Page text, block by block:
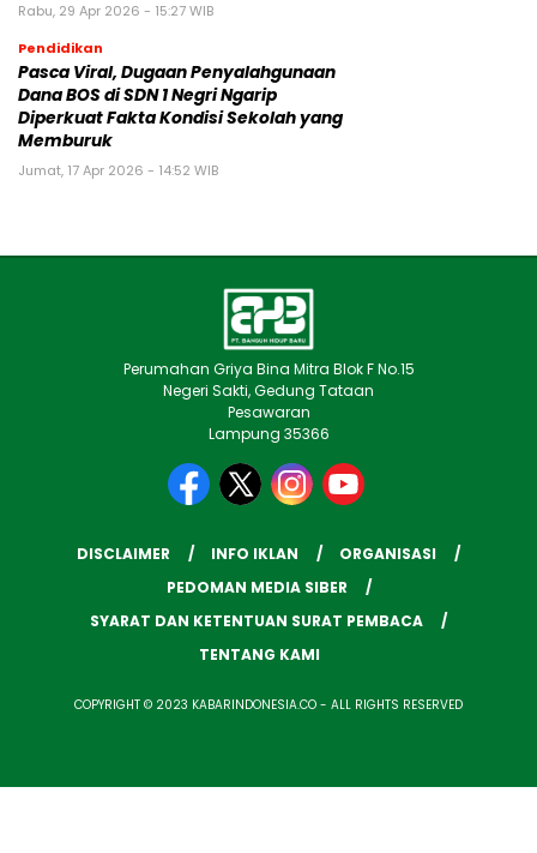
Rabu, 29 Apr 2026 - 15:27 WIB
Pendidikan
Pasca Viral, Dugaan Penyalahgunaan
Dana BOS di SDN 1 Negri Ngarip
Diperkuat Fakta Kondisi Sekolah yang
Memburuk
Jumat, 17 Apr 2026 - 14:52 WIB
Perumahan Griya Bina Mitra Blok F No.15
Negeri Sakti, Gedung Tataan
Pesawaran
Lampung 35366
DISCLAIMER INFO IKLAN
ORGANISASI
PEDOMAN MEDIA SIBER
SYARAT DAN KETENTUAN SURAT PEMBACA
TENTANG KAMI
COPYRIGHT © 2023 KABARINDONESIA.CO - ALL RIGHTS RESERVED